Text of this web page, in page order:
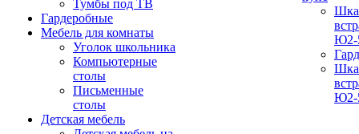
Тумбы под ТВ
Гардеробные
Мебель для комнаты
Уголок школьника
Компьютерные
столы
Письменные
столы
Детская мебель
Ю2-
Ю2-